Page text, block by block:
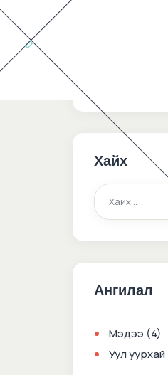
Хайх
Ангилал
Мэдээ (4)
Уул уурхай